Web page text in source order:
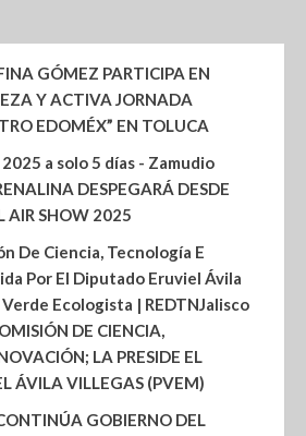
GÓMEZ PARTICIPA EN
Y ACTIVA JORNADA
EDOMÉX” EN TOLUCA
a solo 5 días - Zamudio
DESPEGARÁ DESDE
AIR SHOW 2025
De Ciencia, Tecnología E
Por El Diputado Eruviel Ávila
Ecologista | REDTNJalisco
DE CIENCIA,
LA PRESIDE EL
ÁVILA VILLEGAS (PVEM)
GOBIERNO DEL